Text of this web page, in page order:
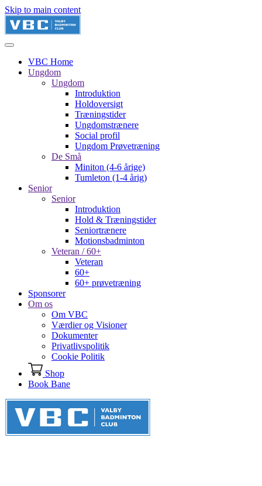
Skip to main content
VBC Home
Ungdom
Ungdom
Introduktion
Holdoversigt
Træningstider
Ungdomstrænere
Social profil
Ungdom Prøvetræning
De Små
Miniton (4-6 årige)
Tumleton (1-4 årig)
Senior
Senior
Introduktion
Hold & Træningstider
Seniortrænere
Motionsbadminton
Veteran / 60+
Veteran
60+
60+ prøvetræning
Sponsorer
Om os
Om VBC
Værdier og Visioner
Dokumenter
Privatlivspolitik
Cookie Politik
Shop
Book Bane